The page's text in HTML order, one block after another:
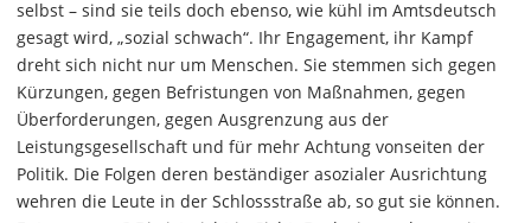
selbst – sind sie teils doch ebenso, wie kühl im Amtsdeutsch
gesagt wird, „sozial schwach“. Ihr Engagement, ihr Kampf
dreht sich nicht nur um Menschen. Sie stemmen sich gegen
Kürzungen, gegen Befristungen von Maßnahmen, gegen
Überforderungen, gegen Ausgrenzung aus der
Leistungsgesellschaft und für mehr Achtung vonseiten der
Politik. Die Folgen deren beständiger asozialer Ausrichtung
wehren die Leute in der Schlossstraße ab, so gut sie können.